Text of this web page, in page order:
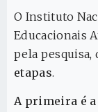
O Instituto
Educacionais
pela
etapas.
A primeira é